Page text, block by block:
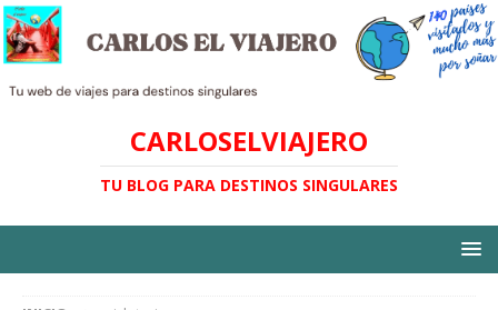
CARLOSELVIAJERO
TU BLOG PARA DESTINOS SINGULARES